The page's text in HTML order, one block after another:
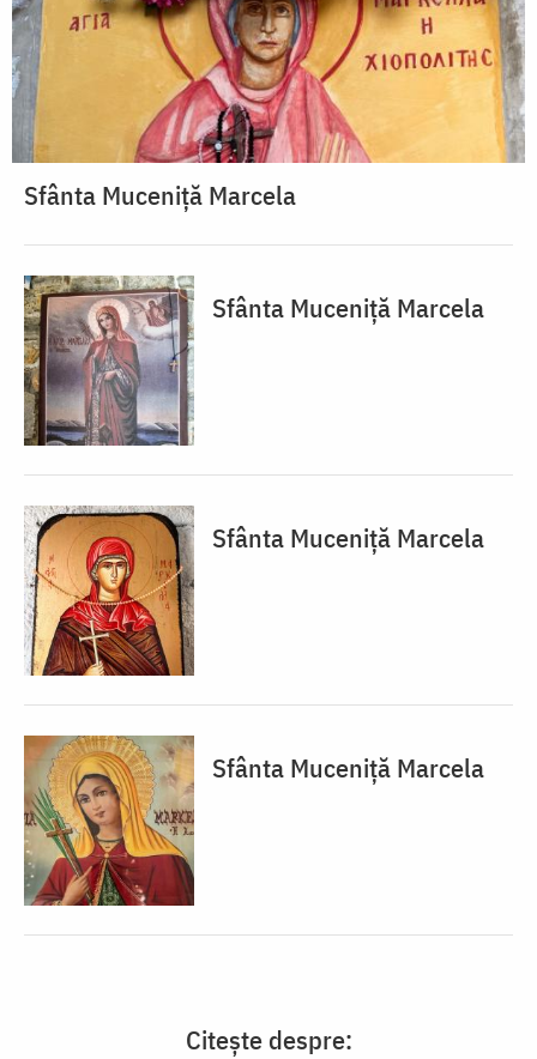
Sfânta Muceniță Marcela
Sfânta Muceniță Marcela
Sfânta Muceniță Marcela
Sfânta Muceniță Marcela
Citește despre: